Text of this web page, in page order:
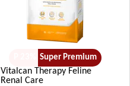
Super Premium
Vitalcan Therapy Feline
Renal Care